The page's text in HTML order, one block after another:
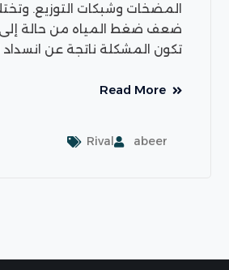
المضخات وشبكات التوزيع.
ضعف ضغط المياه من حالة إلى
تكون المشكلة ناتجة عن انسداد
Read More
abeer
Rival